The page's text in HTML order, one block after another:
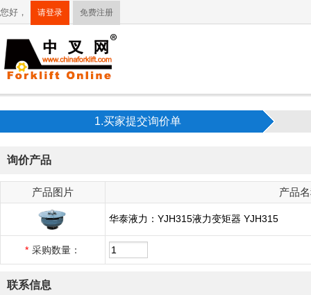
您好， 请登录 免费注册
1.买家提交询价单
询价产品
产品图片 产品
华泰液力：YJH315液力变矩器 YJH315
* 采购数量：
联系信息